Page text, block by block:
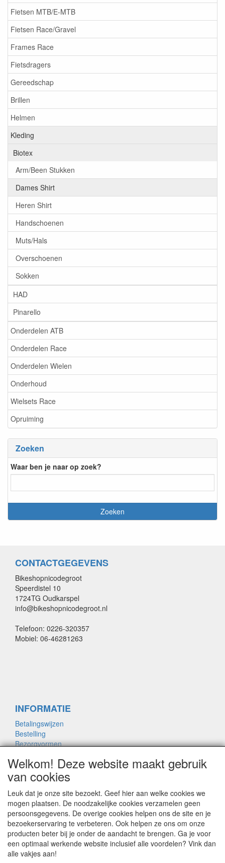
Fietsen MTB/E-MTB
Fietsen Race/Gravel
Frames Race
Fietsdragers
Gereedschap
Brillen
Helmen
Kleding
Biotex
Arm/Been Stukken
Dames Shirt
Heren Shirt
Handschoenen
Muts/Hals
Overschoenen
Sokken
HAD
Pinarello
Onderdelen ATB
Onderdelen Race
Onderdelen Wielen
Onderhoud
Wielsets Race
Opruiming
Zoeken
Waar ben je naar op zoek?
CONTACTGEGEVENS
Bikeshopnicodegroot
Speerdistel 10
1724TG Oudkarspel
info@bikeshopnicodegroot.nl
Telefoon: 0226-320357
Mobiel: 06-46281263
INFORMATIE
Betalingswijzen
Bestelling
Bezorgvormen
Framemaat
OVER ONS
Contact
Garantie
Privacyverklaring
Voorwaarden
Welkom! Deze website maakt gebruik
van cookies
Leuk dat je onze site bezoekt. Geef hier aan welke cookies we
mogen plaatsen. De noodzakelijke cookies verzamelen geen
persoonsgegevens. De overige cookies helpen ons de site en je
bezoekerservaring te verbeteren. Ook helpen ze ons om onze
producten beter bij je onder de aandacht te brengen. Ga je voor
een optimaal werkende website inclusief alle voordelen? Vink dan
alle vakjes aan!